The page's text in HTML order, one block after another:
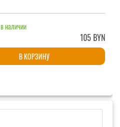
в наличии
105 BYN
В КОРЗИНУ